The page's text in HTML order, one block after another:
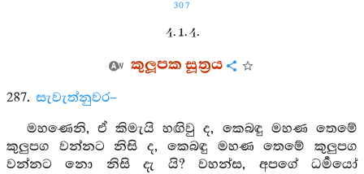
307
4. 1. 4.
කුලූපක සූත්‍රය
287. සැවැත්නුවර–
මහණෙනි, ඒ කිමැයි හඟිවු ද, කෙබඳු මහණ තෙමේ
කුලුපග වන්නට නිසි ද, කෙබඳු මහණ තෙමේ කුලුපග
වන්නට නො නිසි දැ යි? වහන්ස, අපගේ ධර්‍මයෝ